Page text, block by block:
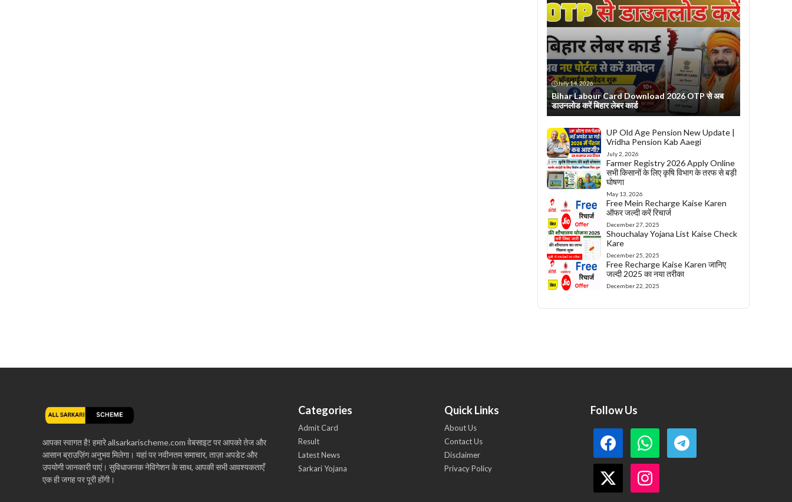
July 14, 2026
Bihar Labour Card Download 2026 OTP से अब
डाउनलोड करें बिहार लेबर कार्ड
UP Old Age Pension New Update |
Vridha Pension Kab Aaegi
July 2, 2026
Farmer Registry 2026 Apply Online
सभी किसानों के लिए कृषि विभाग के तरफ से बड़ी
घोषणा
May 13, 2026
Free Mein Recharge Kaise Karen
ऑफर जल्दी करें रिचार्ज
December 27, 2025
Shouchalay Yojana List Kaise Check
Kare
December 25, 2025
Free Recharge Kaise Karen जानिए
जल्दी 2025 का नया तरीका
December 22, 2025
आपका स्वागत है! हमारे allsarkarischeme.com वेबसाइट पर आपको तेज और
आसान ब्राउज़िंग अनुभव मिलेगा। यहां पर नवीनतम समाचार, ताज़ा अपडेट और
उपयोगी जानकारी पाएं। सुविधाजनक नेविगेशन के साथ, आपकी सभी आवश्यकताएँ
एक ही जगह पर पूरी होंगी।
Categories
Admit Card
Result
Latest News
Sarkari Yojana
Quick Links
About Us
Contact Us
Disclaimer
Privacy Policy
Follow Us